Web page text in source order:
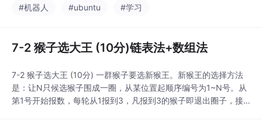
获取gazebo模型库：自
File -> Save -> 保存路
径保存环境模型：File -
> Save World As -> 保
存路径这里创建了一个
maze.world文件。创建
完成后可将环境模型置
#机器人 #ubuntu #学习
7-2 猴子选大王 (10分)链表法+数组法
7-2 猴子选大王 (10分) 一群猴子要选新猴王。新猴王的选择方法
是：让N只候选猴子围成一圈，从某位置起顺序编号为1~N号。从
第1号开始报数，每轮从1报到3，凡报到3的猴子即退出圈子，接